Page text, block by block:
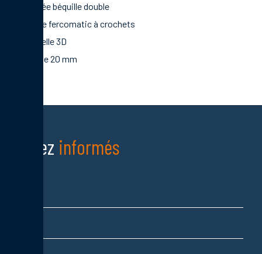
Poignée béquille double
Serrure fercomatic à crochets
Paumelle 3D
Seuil de 20 mm
Restez informés